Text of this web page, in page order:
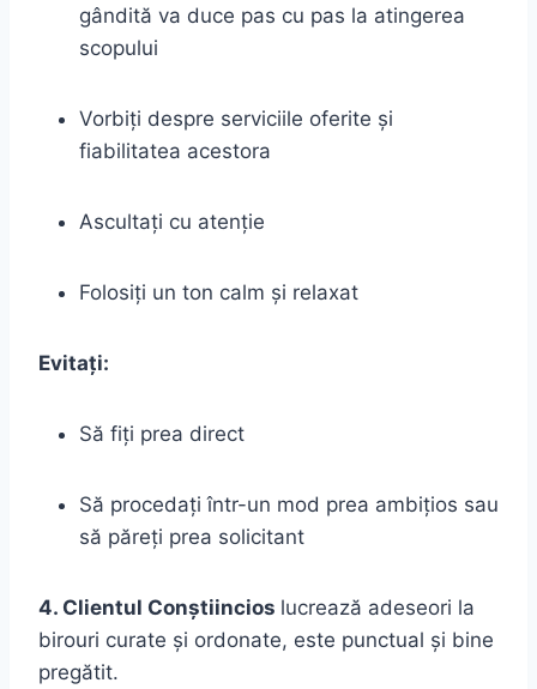
gândită va duce pas cu pas la atingerea
scopului
Vorbiți despre serviciile oferite și
fiabilitatea acestora
Ascultați cu atenție
Folosiți un ton calm și relaxat
Evitați:
Să fiți prea direct
Să procedați într-un mod prea ambițios sau
să păreți prea solicitant
4. Clientul Conștiincios lucrează adeseori la
birouri curate și ordonate, este punctual și bine
pregătit.